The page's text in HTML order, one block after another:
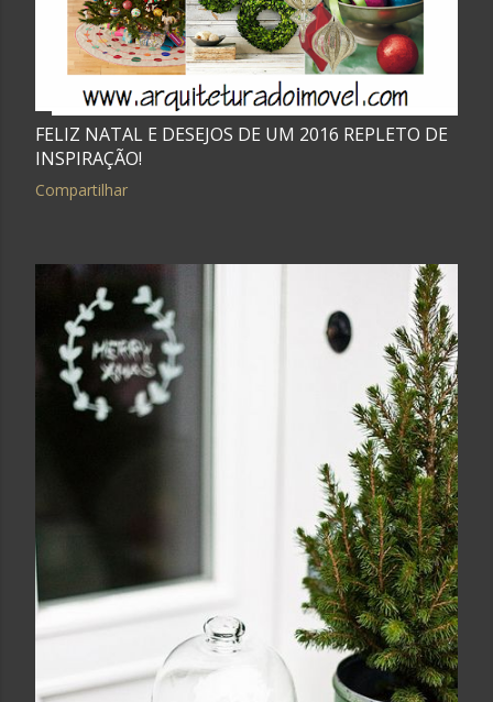
FELIZ NATAL E DESEJOS DE UM 2016 REPLETO DE
INSPIRAÇÃO!
Compartilhar